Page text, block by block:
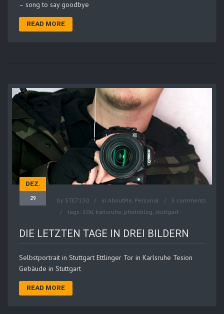
– song to say goodbye
READ MORE
DEZ.
29 by STE7130 in AboutMe Personal
5 comments
tags: 20d karlsruhe photoblog stuttgart
DIE LETZTEN TAGE IN DREI BILDERN
Selbstportrait in Stuttgart Ettlinger Tor in Karlsruhe Tesion
Gebäude in Stuttgart
READ MORE